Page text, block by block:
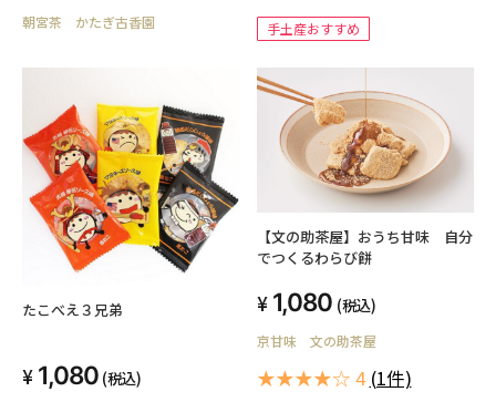
朝宮茶 かたぎ古香園 手土産おすすめ
たこべえ３兄弟
1,080 (税込)
【文の助茶屋】おうち甘味 自分
でつくるわらび餅
1,080 (税込)
京甘味 文の助茶屋
★★★★☆ 4 (1件)